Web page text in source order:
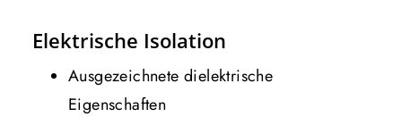
Elektrische Isolation
Ausgezeichnete dielektrische
Eigenschaften